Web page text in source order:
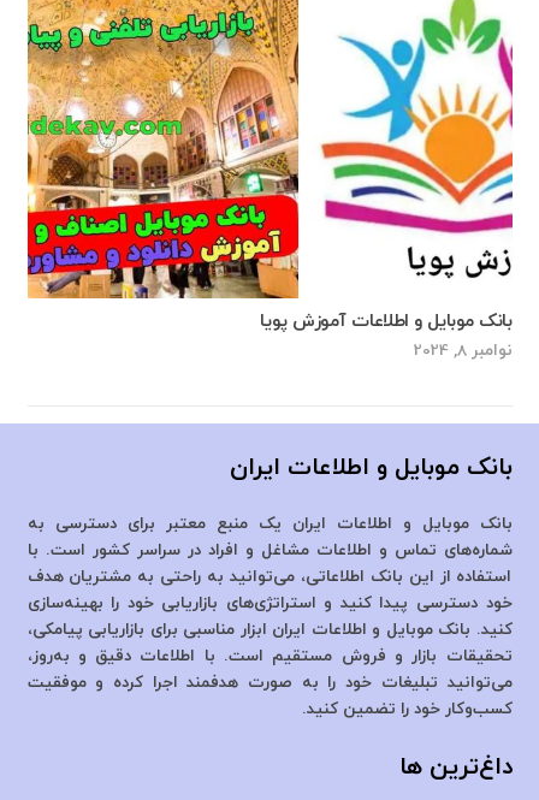
بانک موبایل و اطلاعات آموزش پویا
نوامبر 8, 2024
بانک موبایل و اطلاعات ایران
بانک موبایل و اطلاعات ایران یک منبع معتبر برای دسترسی به
شماره‌های تماس و اطلاعات مشاغل و افراد در سراسر کشور است. با
استفاده از این بانک اطلاعاتی، می‌توانید به راحتی به مشتریان هدف
خود دسترسی پیدا کنید و استراتژی‌های بازاریابی خود را بهینه‌سازی
کنید. بانک موبایل و اطلاعات ایران ابزار مناسبی برای بازاریابی پیامکی،
تحقیقات بازار و فروش مستقیم است. با اطلاعات دقیق و به‌روز،
می‌توانید تبلیغات خود را به صورت هدفمند اجرا کرده و موفقیت
کسب‌وکار خود را تضمین کنید.
داغ‌ترین ها